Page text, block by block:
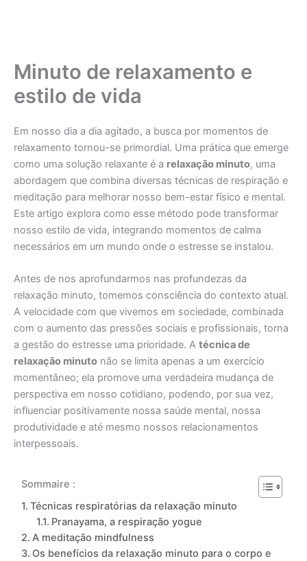
Minuto de relaxamento e
estilo de vida
Em nosso dia a dia agitado, a busca por momentos de
relaxamento tornou-se primordial. Uma prática que emerge
como uma solução relaxante é a relaxação minuto, uma
abordagem que combina diversas técnicas de respiração e
meditação para melhorar nosso bem-estar físico e mental.
Este artigo explora como esse método pode transformar
nosso estilo de vida, integrando momentos de calma
necessários em um mundo onde o estresse se instalou.
Antes de nos aprofundarmos nas profundezas da
relaxação minuto, tomemos consciência do contexto atual.
A velocidade com que vivemos em sociedade, combinada
com o aumento das pressões sociais e profissionais, torna
a gestão do estresse uma prioridade. A técnica de
relaxação minuto não se limita apenas a um exercício
momentâneo; ela promove uma verdadeira mudança de
perspectiva em nosso cotidiano, podendo, por sua vez,
influenciar positivamente nossa saúde mental, nossa
produtividade e até mesmo nossos relacionamentos
interpessoais.
Sommaire :
Técnicas respiratórias da relaxação minuto
Pranayama, a respiração yogue
A meditação mindfulness
Os benefícios da relaxação minuto para o corpo e